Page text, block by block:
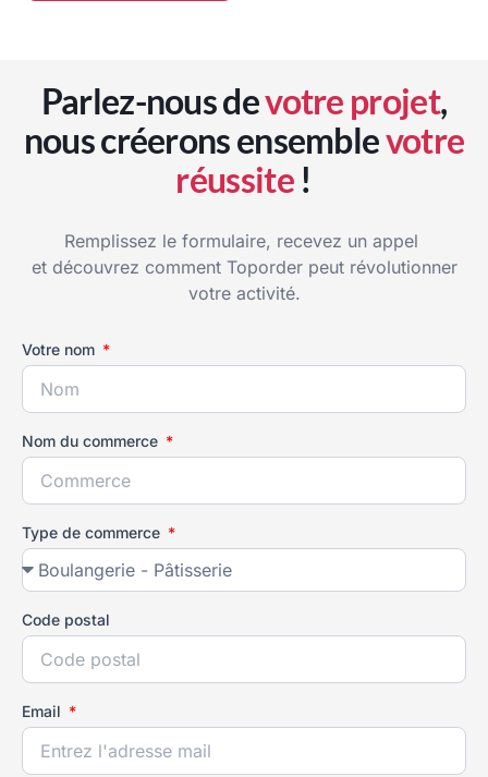
Parlez-nous devotre projet,
nous créerons ensemblevotre
réussite!
Remplissez le formulaire, recevez un appel
et découvrez comment Toporder peut révolutionner
votre activité.
Votre nom
Nom du commerce
Type de commerce
Code postal
Email